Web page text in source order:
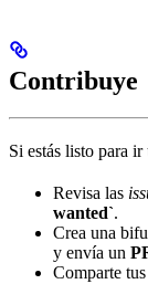
Contribuye
Si estás listo para ir
Revisa las
wanted`.
Crea una
y envía un
Comparte